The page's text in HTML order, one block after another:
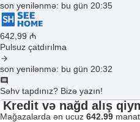
son yenilənmə: bu gün 20:35
642 ,99 ₼
Pulsuz çatdırılma
son yenilənmə: bu gün 20:32
Səhv tapdınız? Bizə yazın!
Kredit və nağd alış
Mağazalarda ən ucuz 642.99